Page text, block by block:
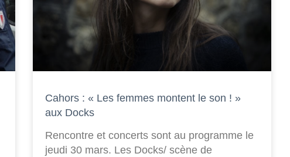
Cahors : « Les femmes montent le son ! »
aux Docks
Rencontre et concerts sont au programme le
jeudi 30 mars. Les Docks/ scène de